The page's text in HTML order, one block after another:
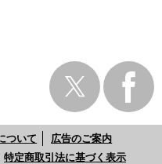
ついて
広告のご案内
特定商取引法に基づく表示